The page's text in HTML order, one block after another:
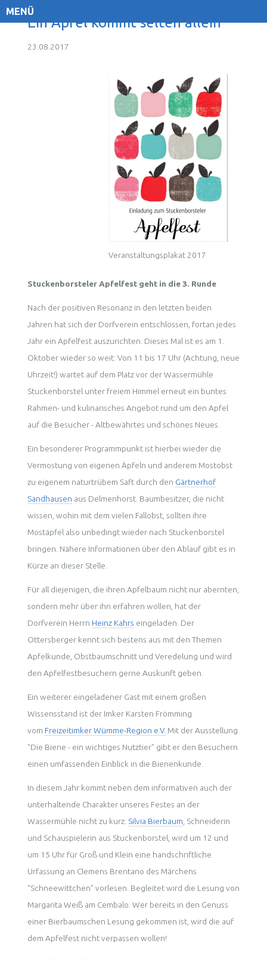
MENÜ
Ein Apfel kommt selten allein
23.08.2017
Veranstaltungsplakat 2017
Stuckenborsteler Apfelfest geht in die 3. Runde
Nach der positiven Resonanz in den letzten beiden
Jahren hat sich der Dorfverein entschlossen, fortan jedes
Jahr ein Apfelfest auszurichten. Dieses Mal ist es am 1.
Oktober wieder so weit: Von 11 bis 17 Uhr (Achtung, neue
Uhrzeit!) wartet auf dem Platz vor der Wassermühle
Stuckenborstel unter freiem Himmel erneut ein buntes
Rahmen- und kulinarisches Angebot rund um den Apfel
auf die Besucher - Altbewährtes und schönes Neues.
Ein besonderer Programmpunkt ist hierbei wieder die
Vermostung von eigenen Äpfeln und anderem Mostobst
zu eigenem naturtrübem Saft durch den Gärtnerhof
Sandhausen aus Delmenhorst. Baumbesitzer, die nicht
wissen, wohin mit dem vielen Fallobst, sollten ihre
Mostäpfel also unbedingt wieder nach Stuckenborstel
bringen. Nähere Informationen über den Ablauf gibt es in
Kürze an dieser Stelle.
Für all diejenigen, die ihren Apfelbaum nicht nur abernten,
sondern mehr über ihn erfahren wollen, hat der
Dorfverein Herrn Heinz Kahrs eingeladen. Der
Ottersberger kennt sich bestens aus mit den Themen
Apfelkunde, Obstbaumschnitt und Veredelung und wird
den Apfelfestbesuchern gerne Auskunft geben.
Ein weiterer eingeladener Gast mit einem großen
Wissensstand ist der Imker Karsten Frömming
vom Freizeitimker Wümme-Region e.V. Mit der Ausstellung
"Die Biene - ein wichtiges Nutztier" gibt er den Besuchern
einen umfassenden Einblick in die Bienenkunde.
In diesem Jahr kommt neben dem informativen auch der
unterhaltende Charakter unseres Festes an der
Wassermühle nicht zu kurz: Silvia Bierbaum , Schneiderin
und Schauspielerin aus Stuckenborstel, wird um 12 und
um 15 Uhr für Groß und Klein eine handschriftliche
Urfassung an Clemens Brentano des Märchens
"Schneewittchen" vorlesen. Begleitet wird die Lesung von
Margarita Weiß am Cembalo. Wer bereits in den Genuss
einer Bierbaumschen Lesung gekommen ist, wird die auf
dem Apfelfest nicht verpassen wollen!